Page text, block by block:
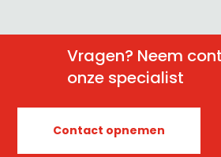
Vragen? Neem
onze specialist
Contact opnemen